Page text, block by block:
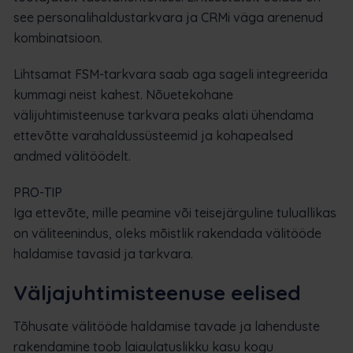
see personalihaldustarkvara ja CRMi väga arenenud
kombinatsioon.
Lihtsamat FSM-tarkvara saab aga sageli integreerida
kummagi neist kahest. Nõuetekohane
välijuhtimisteenuse tarkvara peaks alati ühendama
ettevõtte varahaldussüsteemid ja kohapealsed
andmed välitöödelt.
PRO-TIP
Iga ettevõte, mille peamine või teisejärguline tuluallikas
on väliteenindus, oleks mõistlik rakendada välitööde
haldamise tavasid ja tarkvara.
Väljajuhtimisteenuse eelised
Tõhusate välitööde haldamise tavade ja lahenduste
rakendamine toob laiaulatuslikku kasu kogu